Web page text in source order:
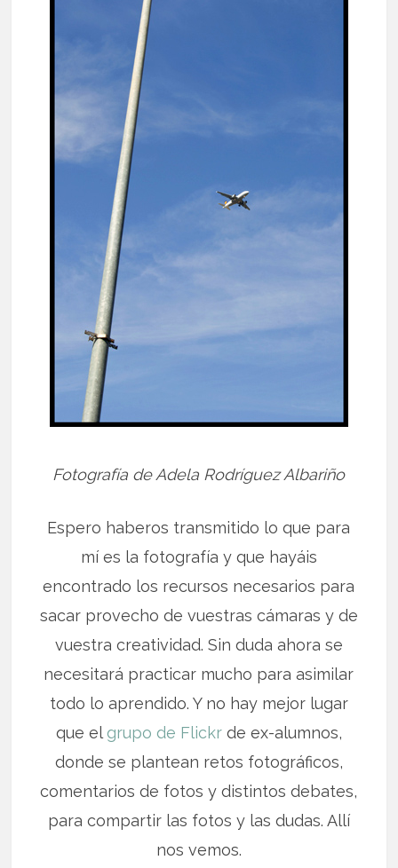
Fotografía de Adela Rodríguez Albariño
Espero haberos transmitido lo que para
mí es la fotografía y que hayáis
encontrado los recursos necesarios para
sacar provecho de vuestras cámaras y de
vuestra creatividad. Sin duda ahora se
necesitará practicar mucho para asimilar
todo lo aprendido. Y no hay mejor lugar
que el grupo de Flickrde ex-alumnos,
donde se plantean retos fotográficos,
comentarios de fotos y distintos debates,
para compartir las fotos y las dudas. Allí
nos vemos.